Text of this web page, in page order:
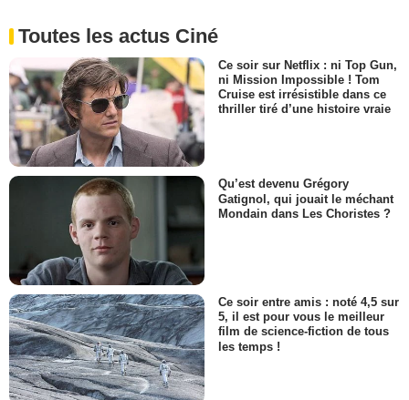
Toutes les actus Ciné
Ce soir sur Netflix : ni Top Gun,
ni Mission Impossible ! Tom
Cruise est irrésistible dans ce
thriller tiré d’une histoire vraie
Qu’est devenu Grégory
Gatignol, qui jouait le méchant
Mondain dans Les Choristes ?
Ce soir entre amis : noté 4,5 sur
5, il est pour vous le meilleur
film de science-fiction de tous
les temps !